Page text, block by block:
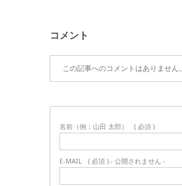
コメント
この記事へのコメントはありません。
名前（例：山田 太郎） ( 必須 )
E-MAIL ( 必須 ) - 公開されません -